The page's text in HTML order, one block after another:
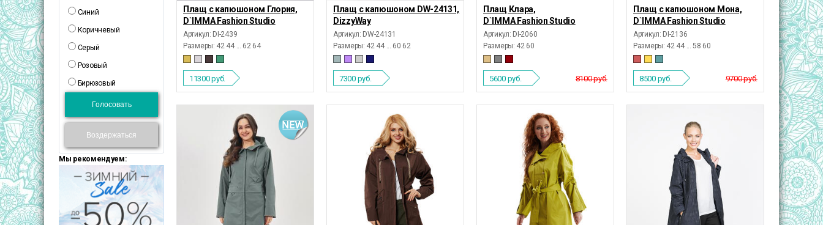
Синий
Коричневый
Серый
Розовый
Бирюзовый
Голосовать
Воздержаться
Мы рекомендуем:
Плащ с капюшоном Глория,
D`IMMA Fashion Studio
Артикул: DI-2439
Размеры: 42 44 ... 62 64
11300руб.
Плащ с капюшоном DW-24131,
DizzyWay
Артикул: DW-24131
Размеры: 42 44 ... 60 62
7300 руб.
Плащ Клара,
D`IMMA Fashion Studio
Артикул: DI-2060
Размеры: 42 60
8100 руб.
5600 руб.
Плащ с капюшоном Мона,
D`IMMA Fashion Studio
Артикул: DI-2136
Размеры: 42 44 ... 58 60
9700 руб.
8500 руб.